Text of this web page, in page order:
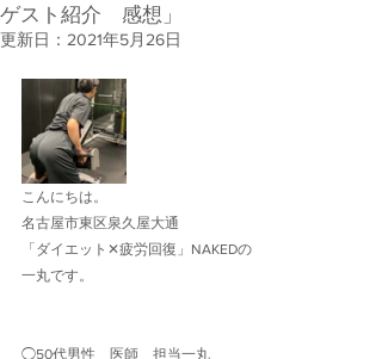
ゲスト紹介 感想」
更新日： 2021年5月26日
こんにちは。
名古屋市東区泉久屋大通
「ダイエット✕疲労回復」NAKEDの
一丸です。
◯50代男性　医師　担当一丸